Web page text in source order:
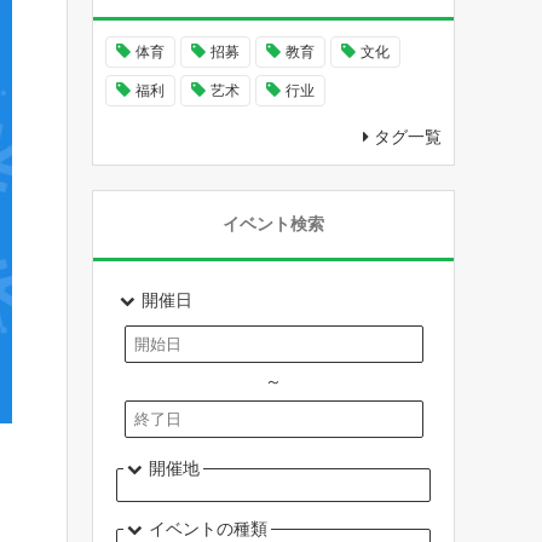
体育 招募 教育 文化
福利 艺术 行业
タグ一覧
イベント検索
開催日
～
開催地
イベントの種類